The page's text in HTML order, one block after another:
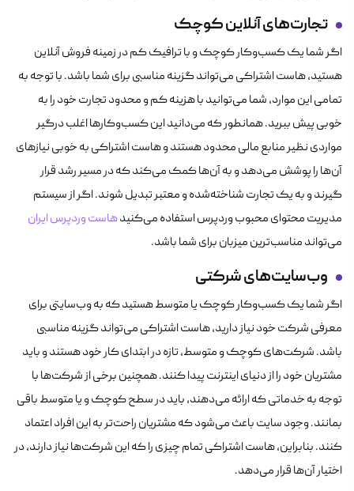
تجارت‌های آنلاین کوچک
اگر شما یک کسب‌وکار کوچک و با ترافیک کم در زمینه فروش آنلاین
هستید، هاست اشتراکی می‌تواند گزینه مناسبی برای شما باشد. با توجه به
تمامی این موارد، شما می‌توانید با هزینه کم و محدود تجارت خود را به
خوبی پیش ببرید. همانطور که می‌دانید این کسب‌وکارها اغلب درگیر
مواردی نظیر منابع مالی محدود هستند و هاست اشتراکی به خوبی نیازهای
آن‌ها را پوشش می‌دهد و به آن‌ها کمک می‌کند که در مسیر رشد قرار
گیرند و به یک تجارت شناخته‌شده و معتبر تبدیل شوند. اگر از سیستم
مدیریت محتوای محبوب وردپرس استفاده می‌کنیدهاست وردپرس ایران
می‌تواند مناسب‌ترین میزبان برای شما باشد.
وب‌سایت‌های شرکتی
اگر شما یک کسب‌وکار کوچک یا متوسط هستید که به وب‌سایتی برای
معرفی شرکت خود نیاز دارید، هاست اشتراکی می‌تواند گزینه مناسبی
باشد. شرکت‌های کوچک و متوسط، تازه در ابتدای کار خود هستند و باید
مشتریان خود را از دنیای اینترنت پیدا کنند. همچنین برخی از شرکت‌ها با
توجه به خدماتی که ارائه می‌دهند، باید در سطح کوچک و یا متوسط باقی
بمانند. وجود سایت باعث می‌شود که مشتریان راحت‌تر به این افراد اعتماد
کنند. بنابراین، هاست اشتراکی تمام چیزی را که این شرکت‌ها نیاز دارند، در
اختیار آن‌ها قرار می‌دهد.